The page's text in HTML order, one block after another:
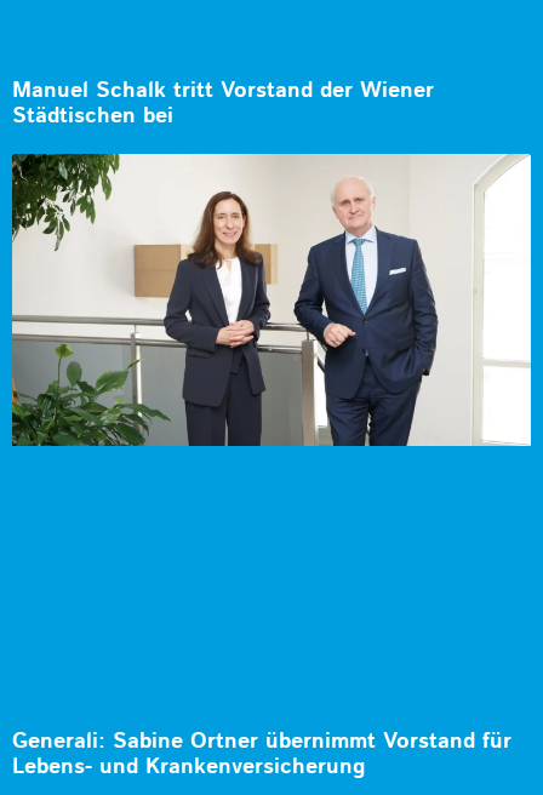
Manuel Schalk tritt Vorstand der Wiener
Städtischen bei
Generali: Sabine Ortner übernimmt Vorstand für
Lebens- und Krankenversicherung